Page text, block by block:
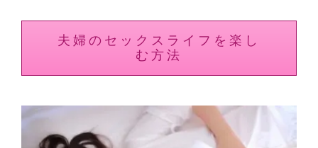
夫婦のセックスライフを楽し
む方法